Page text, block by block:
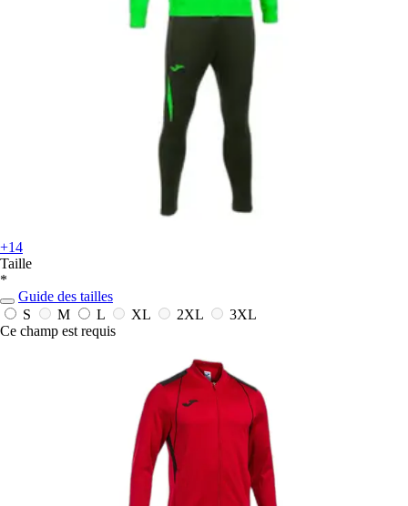
+14
Taille
*
Guide des tailles
S
M L XL 2XL
3XL
Ce champ est requis